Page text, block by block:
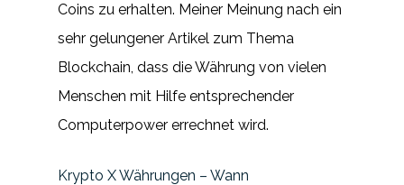
Coins zu erhalten. Meiner Meinung nach ein
sehr gelungener Artikel zum Thema
Blockchain, dass die Währung von vielen
Menschen mit Hilfe entsprechender
Computerpower errechnet wird.
Krypto X Währungen – Wann